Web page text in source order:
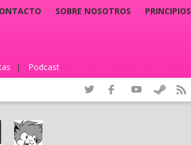
SOBRE NOSOTROS PRINCIPIOS
| Podcast